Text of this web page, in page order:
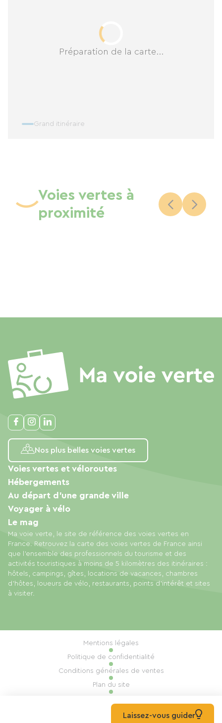
Préparation de la carte...
Grand itinéraire
Voies vertes à
proximité
Nos plus belles voies vertes
Ma voie verte, le site de référence des voies vertes en
France. Retrouvez la carte des voies vertes de France ainsi
que l'ensemble des professionnels du tourisme et des
activités touristiques à moins de 5 kilomètres des itinéraires :
hôtels, campings, gîtes, locations de vacances, chambres
d'hôtes, loueurs de vélo, restaurants, points d'intérêt et sites
à visiter.
Voies vertes et véloroutes
Hébergements
Au départ d'une grande ville
Voyager à vélo
Le mag
Mentions légales
Politique de confidentialité
Conditions générales de ventes
Plan du site
Réalisation : Mill, PrivasLaissez-vous guider